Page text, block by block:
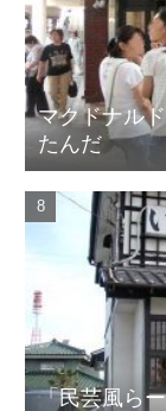
マクドナル
たんだ
「民芸風ら